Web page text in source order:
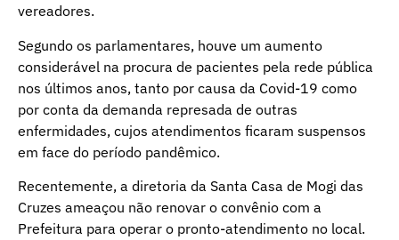
vereadores.
Segundo os parlamentares, houve um aumento
considerável na procura de pacientes pela rede pública
nos últimos anos, tanto por causa da Covid-19 como
por conta da demanda represada de outras
enfermidades, cujos atendimentos ficaram suspensos
em face do período pandêmico.
Recentemente, a diretoria da Santa Casa de Mogi das
Cruzes ameaçou não renovar o convênio com a
Prefeitura para operar o pronto-atendimento no local.